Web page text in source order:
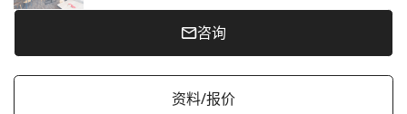
咨询
资料/报价